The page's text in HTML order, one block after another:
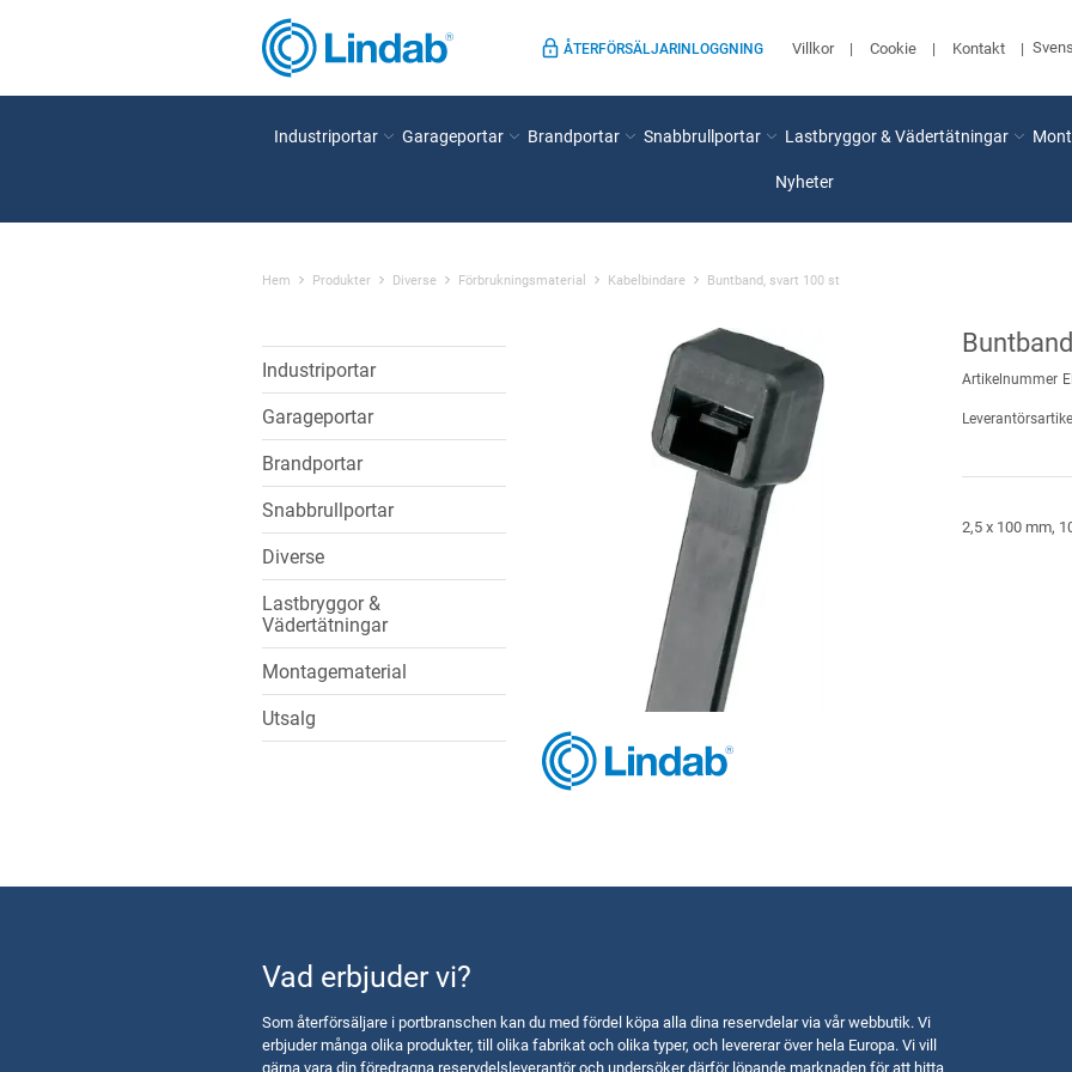
ÅTERFÖRSÄLJARINLOGGNING Villkor Cookie Kontakt
Industriportar Garageportar Brandportar Snabbrullportar Lastbryggor & Vädertätningar
Nyheter
Hem Produkter Diverse Förbrukningsmaterial Kabelbindare Buntband, svart 100 st
Industriportar
Garageportar
Brandportar
Snabbrullportar
Diverse
Lastbryggor &
Vädertätningar
Montagematerial
Utsalg
Artikelnummer
2,5 x 100 mm,
Vad erbjuder vi?
Som återförsäljare i portbranschen kan du med fördel köpa alla dina reservdelar via vår webbutik. Vi
erbjuder många olika produkter, till olika fabrikat och olika typer, och levererar över hela Europa. Vi vill
gärna vara din föredragna reservdelsleverantör och undersöker därför löpande marknaden för att hitta